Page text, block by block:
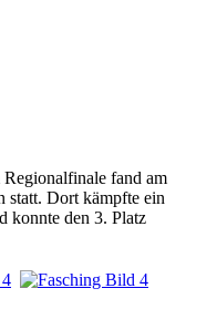
fand am
statt. Dort kämpfte ein
konnte den 3. Platz